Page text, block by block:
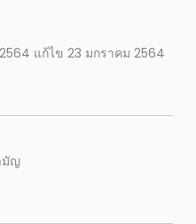
แก้ไข 23 มกราคม 2564
มัญ